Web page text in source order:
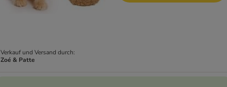
Verkauf und Versand durch:
Zoé & Patte